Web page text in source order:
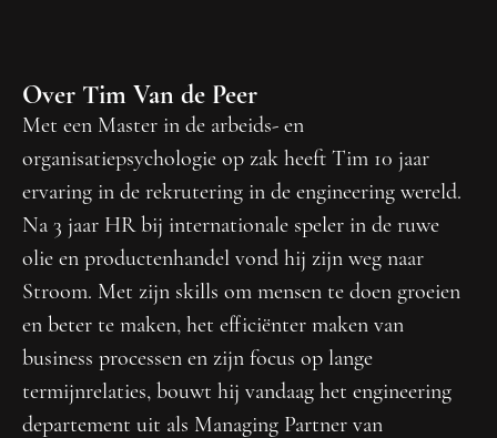
Over Tim Van de Peer
Met een Master in de arbeids- en
organisatiepsychologie op zak heeft Tim 10 jaar
ervaring in de rekrutering in de engineering wereld.
Na 3 jaar HR bij internationale speler in de ruwe
olie en productenhandel vond hij zijn weg naar
Stroom. Met zijn skills om mensen te doen groeien
en beter te maken, het efficiënter maken van
business processen en zijn focus op lange
termijnrelaties, bouwt hij vandaag het engineering
departement uit als Managing Partner van